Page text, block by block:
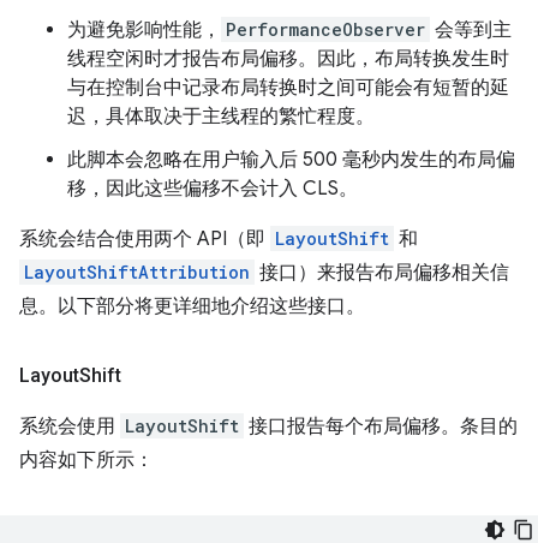
为避免影响性能，
PerformanceObserver 会等到主
线程空闲时才报告布局偏移。因此，布局转换发生时
与在控制台中记录布局转换时之间可能会有短暂的延
迟，具体取决于主线程的繁忙程度。
此脚本会忽略在用户输入后 500 毫秒内发生的布局偏
移，因此这些偏移不会计入 CLS。
系统会结合使用两个 API（即 LayoutShift 和
LayoutShiftAttribution 接口）来报告布局偏移相关信
息。以下部分将更详细地介绍这些接口。
LayoutShift
系统会使用 LayoutShift 接口报告每个布局偏移。条目的
内容如下所示：